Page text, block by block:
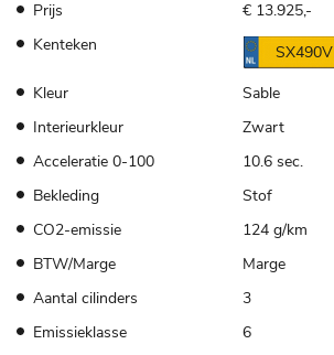
Prijs
€ 13.925,-
Kenteken
SX490V
Kleur
Sable
Interieurkleur
Zwart
Acceleratie 0-100
10.6 sec.
Bekleding
Stof
CO2-emissie
124 g/km
BTW/Marge
Marge
Aantal cilinders
3
Emissieklasse
6